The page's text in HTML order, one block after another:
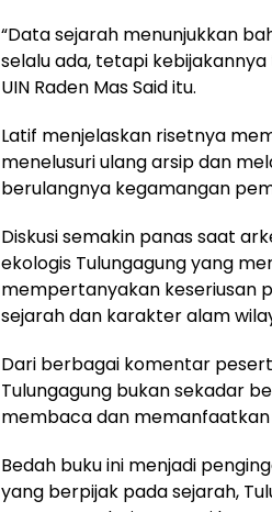
“Data sejarah menunjukkan
selalu ada, tetapi
UIN Raden Mas Said itu.
Latif menjelaskan risetnya
menelusuri ulang arsip dan
berulangnya kegamangan
Diskusi semakin panas saat
ekologis Tulungagung yang
mempertanyakan keseriusan
sejarah dan karakter alam
Dari berbagai komentar
Tulungagung bukan sekadar
membaca dan memanfaatkan
Bedah buku ini menjadi
yang berpijak pada sejarah,